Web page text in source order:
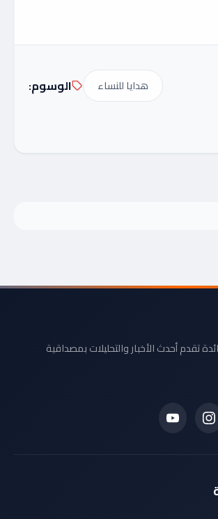
الوسوم: هدايا للنساء
تقدم أحدث الأخبار والتحليلات بمصداقية